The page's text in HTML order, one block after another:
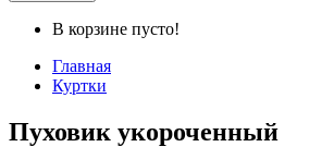
В корзине пусто!
Главная
Куртки
Пуховик укороченный